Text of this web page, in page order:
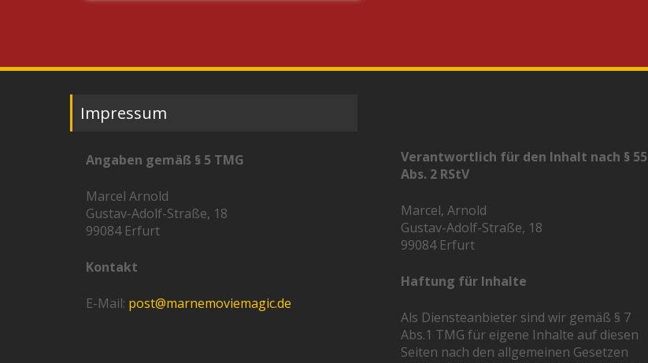
Impressum
Angaben gemäß § 5 TMG
Marcel Arnold
Gustav-Adolf-Straße, 18
99084 Erfurt
Kontakt
E-Mail: post@marnemoviemagic.de
Verantwortlich für den Inhalt nach § 55
Abs. 2 RStV
Marcel, Arnold
Gustav-Adolf-Straße, 18
99084 Erfurt
Haftung für Inhalte
Als Diensteanbieter sind wir gemäß § 7
Abs.1 TMG für eigene Inhalte auf diesen
Seiten nach den allgemeinen Gesetzen